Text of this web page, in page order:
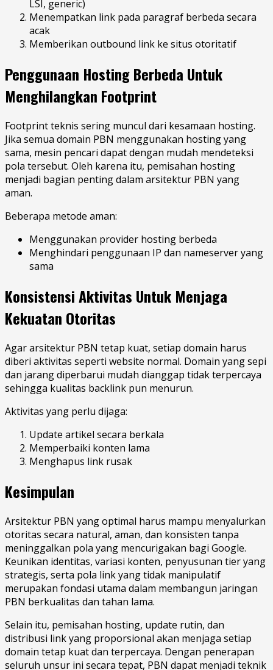
LSI, generic)
Menempatkan link pada paragraf berbeda secara
acak
Memberikan outbound link ke situs otoritatif
Penggunaan Hosting Berbeda Untuk
Menghilangkan Footprint
Footprint teknis sering muncul dari kesamaan hosting.
Jika semua domain PBN menggunakan hosting yang
sama, mesin pencari dapat dengan mudah mendeteksi
pola tersebut. Oleh karena itu, pemisahan hosting
menjadi bagian penting dalam arsitektur PBN yang
aman.
Beberapa metode aman:
Menggunakan provider hosting berbeda
Menghindari penggunaan IP dan nameserver yang
sama
Konsistensi Aktivitas Untuk Menjaga
Kekuatan Otoritas
Agar arsitektur PBN tetap kuat, setiap domain harus
diberi aktivitas seperti website normal. Domain yang sepi
dan jarang diperbarui mudah dianggap tidak terpercaya
sehingga kualitas backlink pun menurun.
Aktivitas yang perlu dijaga:
Update artikel secara berkala
Memperbaiki konten lama
Menghapus link rusak
Kesimpulan
Arsitektur PBN yang optimal harus mampu menyalurkan
otoritas secara natural, aman, dan konsisten tanpa
meninggalkan pola yang mencurigakan bagi Google.
Keunikan identitas, variasi konten, penyusunan tier yang
strategis, serta pola link yang tidak manipulatif
merupakan fondasi utama dalam membangun jaringan
PBN berkualitas dan tahan lama.
Selain itu, pemisahan hosting, update rutin, dan
distribusi link yang proporsional akan menjaga setiap
domain tetap kuat dan terpercaya. Dengan penerapan
seluruh unsur ini secara tepat, PBN dapat menjadi teknik